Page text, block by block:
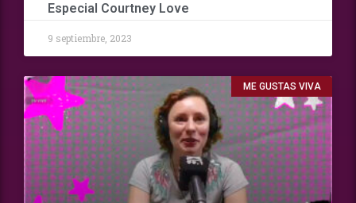
Especial Courtney Love
9 septiembre, 2023
ME GUSTAS VIVA